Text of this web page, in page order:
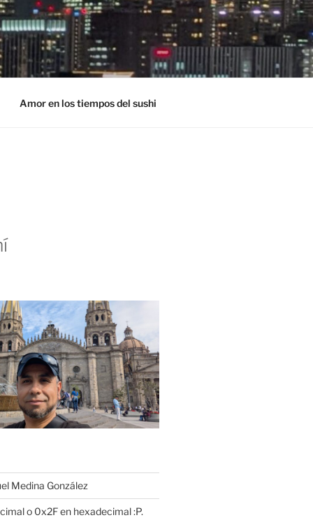
Amor en los tiempos del sushi
Medina González
o 0x2F en hexadecimal :P.